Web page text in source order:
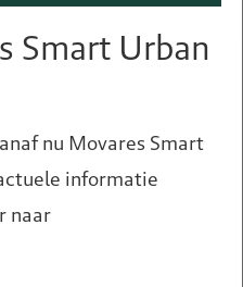
Smart Urban
nu Movares Smart
informatie
naar